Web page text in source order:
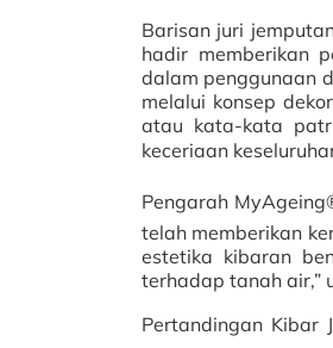
Barisan juri
hadir memberikan
dalam penggunaan
melalui konsep
atau kata-kata
keceriaan
Pengarah
telah memberikan
estetika kibaran
terhadap tanah air,”
Pertandingan Kibar